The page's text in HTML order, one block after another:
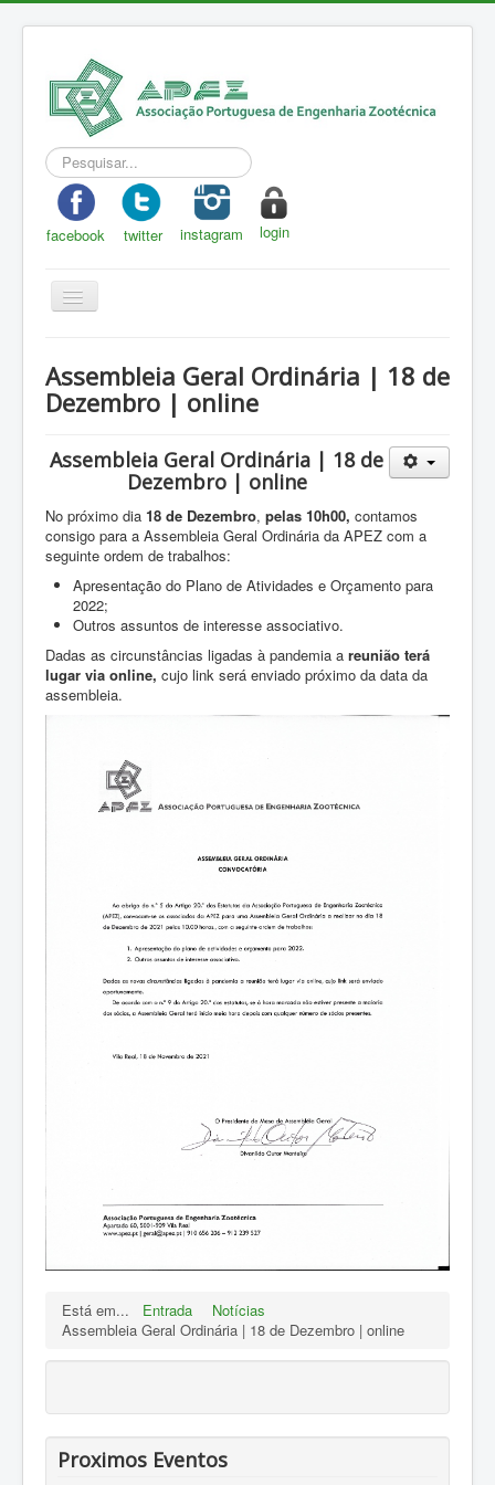
Pesquisar...
facebook twitter instagram login
Toggle
Navigation
A Zootecnia
Eventos
RPZ
Loja
Contactos
Sócios
Assembleia Geral Ordinária | 18 de
Dezembro | online
Assembleia Geral Ordinária | 18 de
Dezembro | online
No próximo dia 18 de Dezembro, pelas 10h00, contamos
consigo para a Assembleia Geral Ordinária da APEZ com a
seguinte ordem de trabalhos:
Apresentação do Plano de Atividades e Orçamento para
2022;
Outros assuntos de interesse associativo.
Dadas as circunstâncias ligadas à pandemia a reunião terá
lugar via online, cujo link será enviado próximo da data da
assembleia.
Está em... Entrada
Notícias
Assembleia Geral Ordinária | 18 de Dezembro | online
Proximos Eventos